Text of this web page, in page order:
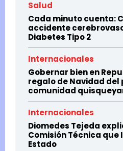
Salud
Cada minuto cuenta:
accidente
Diabetes Tipo 2
Internacionales
Gobernar bien en
regalo de Navidad del
comunidad
Internacionales
Diomedes Tejeda
Comisión Técnica
Estado